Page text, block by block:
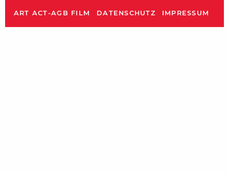
ART ACT-AGB FILM DATENSCHUTZ IMPRESSUM